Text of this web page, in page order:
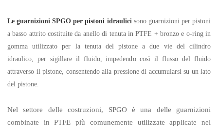
Le guarnizioni SPGO per pistoni idraulici sono guarnizioni per pistoni
a basso attrito costituite da anello di tenuta in PTFE + bronzo e o-ring in
gomma utilizzato per la tenuta del pistone a due vie del cilindro
idraulico, per sigillare il fluido, impedendo così il flusso del fluido
attraverso il pistone, consentendo alla pressione di accumularsi su un lato
del pistone.
Nel settore delle costruzioni, SPGO è una delle guarnizioni
combinate in PTFE più comunemente utilizzate applicate nel